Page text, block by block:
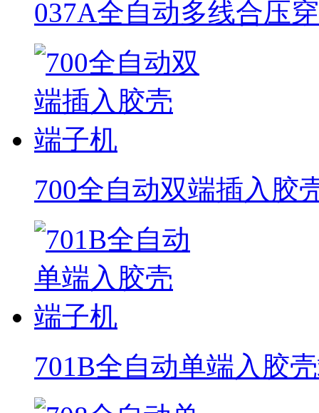
037A全自动多线合压
700全自动双端插入胶
701B全自动单端入胶